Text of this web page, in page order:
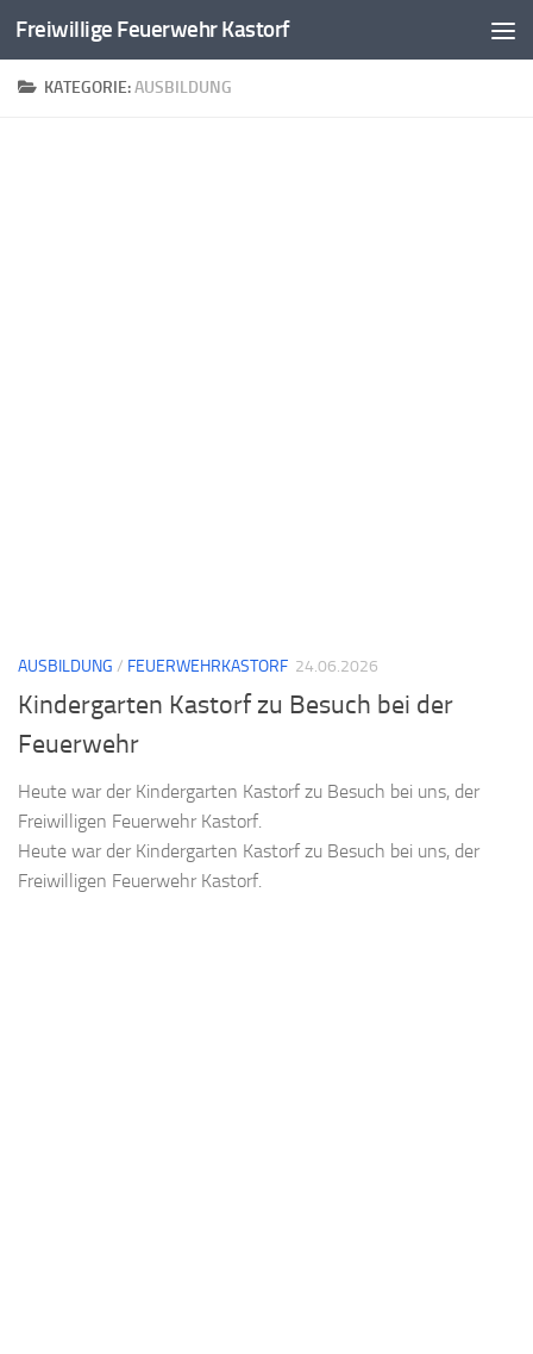
Zum Inhalt springen
Freiwillige Feuerwehr Kastorf
KATEGORIE:AUSBILDUNG
AUSBILDUNG / FEUERWEHRKASTORF 24.06.2026
Kindergarten Kastorf zu Besuch bei der
Feuerwehr
Heute war der Kindergarten Kastorf zu Besuch bei uns, der
Freiwilligen Feuerwehr Kastorf.
Heute war der Kindergarten Kastorf zu Besuch bei uns, der
Freiwilligen Feuerwehr Kastorf.